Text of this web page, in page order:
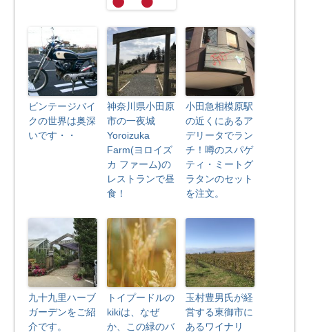
ビンテージバイ
クの世界は奥深
いです・・
神奈川県小田原
市の一夜城
Yoroizuka
Farm(ヨロイズ
カ ファーム)の
レストランで昼
食！
小田急相模原駅
の近くにあるア
デリータでラン
チ！噂のスパゲ
ティ・ミートグ
ラタンのセット
を注文。
九十九里ハーブ
ガーデンをご紹
介です。
トイプードルの
kikiは、なぜ
か、この緑のバ
玉村豊男氏が経
営する東御市に
あるワイナリ